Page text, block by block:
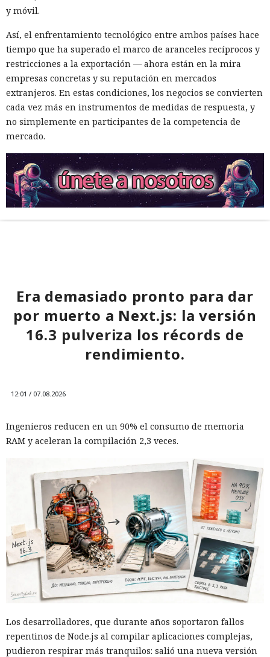
y móvil.
Así, el enfrentamiento tecnológico entre ambos países hace
tiempo que ha superado el marco de aranceles recíprocos y
restricciones a la exportación — ahora están en la mira
empresas concretas y su reputación en mercados
extranjeros. En estas condiciones, los negocios se convierten
cada vez más en instrumentos de medidas de respuesta, y
no simplemente en participantes de la competencia de
mercado.
Era demasiado pronto para dar
por muerto a Next.js: la versión
16.3 pulveriza los récords de
rendimiento.
12:01 / 07.08.2026
Ingenieros reducen en un 90% el consumo de memoria
RAM y aceleran la compilación 2,3 veces.
Los desarrolladores, que durante años soportaron fallos
repentinos de Node.js al compilar aplicaciones complejas,
pudieron respirar más tranquilos: salió una nueva versión